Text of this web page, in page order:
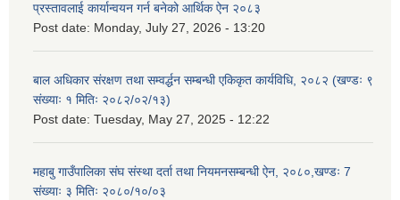
प्रस्तावलाई कार्यान्वयन गर्न बनेको आर्थिक ऐन २०८३
Post date: Monday, July 27, 2026 - 13:20
बाल अधिकार संरक्षण तथा सम्वर्द्धन सम्बन्धी एकिकृत कार्यविधि, २०८२ (खण्डः ९
संख्याः १ मितिः २०८२/०२/१३)
Post date: Tuesday, May 27, 2025 - 12:22
महाबु गाउँपालिका संघ संस्था दर्ता तथा नियमनसम्बन्धी ऐन, २०८०,खण्डः 7
संख्याः ३ मितिः २०८०/१०/०३